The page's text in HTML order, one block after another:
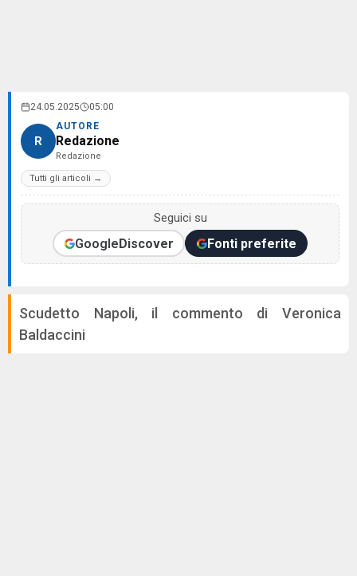
24.05.2025 05:00
R
AUTORE
Redazione
Redazione
Tutti gli articoli →
Seguici su
GoogleDiscover Fonti preferite
Scudetto Napoli, il commento di Veronica
Baldaccini